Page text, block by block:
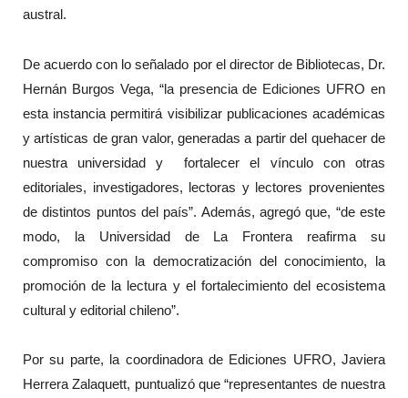
austral.
De acuerdo con lo señalado por el director de Bibliotecas, Dr.
Hernán Burgos Vega, “la presencia de Ediciones UFRO en
esta instancia permitirá visibilizar publicaciones académicas
y artísticas de gran valor, generadas a partir del quehacer de
nuestra universidad y fortalecer el vínculo con otras
editoriales, investigadores, lectoras y lectores provenientes
de distintos puntos del país”. Además, agregó que, “de este
modo, la Universidad de La Frontera reafirma su
compromiso con la democratización del conocimiento, la
promoción de la lectura y el fortalecimiento del ecosistema
cultural y editorial chileno”.
Por su parte, la coordinadora de Ediciones UFRO, Javiera
Herrera Zalaquett, puntualizó que “representantes de nuestra